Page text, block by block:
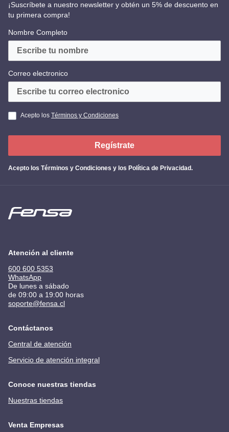
¡Suscríbete a nuestro newsletter y obtén un 5% de descuento en
tu primera compra!
Nombre Completo
Correo electronico
Acepto los Términos y Condiciones
Acepto los Términos y Condiciones y los Política de Privacidad.
Regístrate
Atención al cliente
600 600 5353
WhatsApp
De lunes a sábado
de 09:00 a 19:00 horas
soporte@fensa.cl
Contáctanos
Central de atención
Servicio de atención integral
Conoce nuestras tiendas
Nuestras tiendas
Venta Empresas